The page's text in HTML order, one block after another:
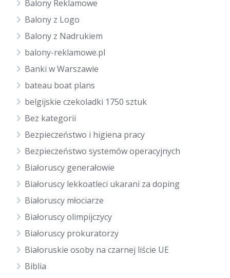
Balony Reklamowe
Balony z Logo
Balony z Nadrukiem
balony-reklamowe.pl
Banki w Warszawie
bateau boat plans
belgijskie czekoladki 1750 sztuk
Bez kategorii
Bezpieczeństwo i higiena pracy
Bezpieczeństwo systemów operacyjnych
Białoruscy generałowie
Białoruscy lekkoatleci ukarani za doping
Białoruscy młociarze
Białoruscy olimpijczycy
Białoruscy prokuratorzy
Białoruskie osoby na czarnej liście UE
Biblia